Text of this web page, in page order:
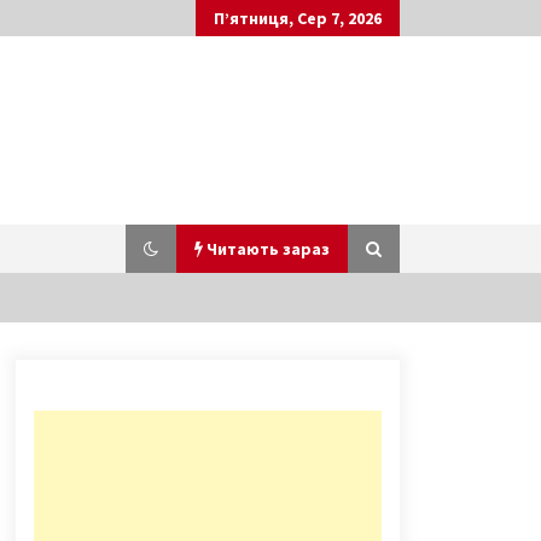
П’ятниця, Сер 7, 2026
Читають зараз